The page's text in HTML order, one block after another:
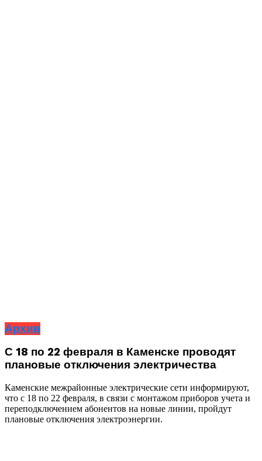
Архив
С 18 по 22 февраля в Каменске проводят
плановые отключения электричества
Каменские межрайонные электрические сети информируют,
что с 18 по 22 февраля, в связи с монтажом приборов учета и
переподключением абонентов на новые линии, пройдут
плановые отключения электроэнергии.